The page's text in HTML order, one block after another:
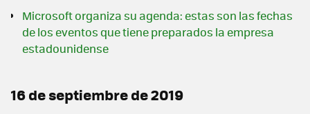
Microsoft organiza su agenda: estas son las fechas
de los eventos que tiene preparados la empresa
estadounidense
16 de septiembre de 2019